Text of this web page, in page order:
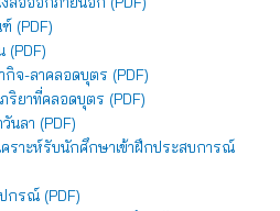
(PDF)
(PDF)
จ-ลาคลอดบุตร (PDF)
ริยาที่คลอดบุตร (PDF)
นลา (PDF)
ราะห์รับนักศึกษาเข้าฝึกประสบการณ์
กรณ์ (PDF)